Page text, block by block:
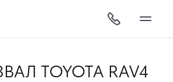
TOYOTA RAV4